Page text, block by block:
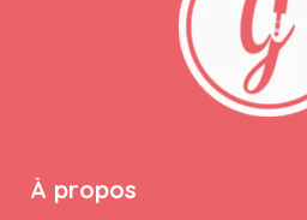
À propos